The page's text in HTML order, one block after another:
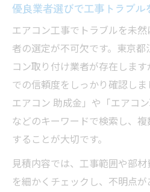
優良業者選びで工事トラブル
エアコン工事でトラブルを未
者の選定が不可欠です。東京
コン取り付け業者が存在しま
での信頼度をしっかり確認し
エアコン 助成金」や「エアコ
などのキーワードで検索し、
することが大切です。
見積内容では、工事範囲や部
を細かくチェックし、不明点